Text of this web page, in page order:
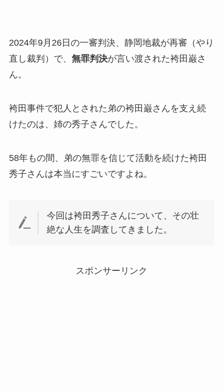
2024年9月26日の一審判決、静岡地裁が再審（やり
直し裁判）で、 無罪判決が言い渡された袴田巌さ
ん。
袴田事件で犯人とされた弟の袴田巌さんを支え続
けたのは、姉の秀子さんでした。
58年もの間、弟の無罪を信じて活動を続けた袴田
秀子さんは本当にすごいですよね。
今回は袴田秀子さんについて、その壮
絶な人生を調査してきました。
スポンサーリンク